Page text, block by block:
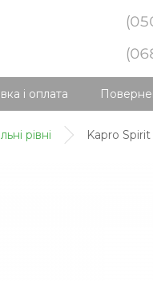
і оплата
рівні Kapro